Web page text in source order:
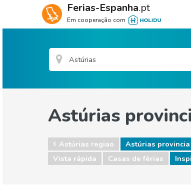
Ferias-Espanha.pt
Em cooperação com
Astúrias
Astúrias regiao
Astúrias provincia
Vista rápida
Casas de férias